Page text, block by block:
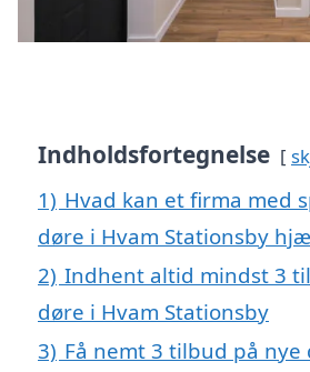
Indholdsfortegnelse
1) Hvad kan et firma med
døre i Hvam Stationsby
2) Indhent altid mindst 3
døre i Hvam Stationsby
3) Få nemt 3 tilbud på nye